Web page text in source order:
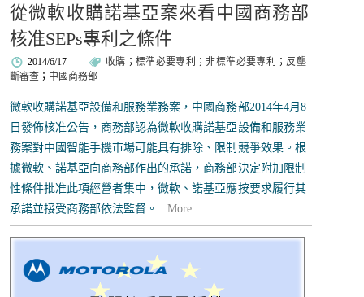
從微軟收購諾基亞案來看中國商務部
核准SEPs專利之條件
2014/6/17 收購 ； 標準必要專利 ；非標準必要專利 ； 反壟
斷審查 ； 中國商務部
微軟收購諾基亞設備和服務業務案，中國商務部2014年4月8
日發佈核准公告，商務部認為微軟收購諾基亞設備和服務業
務案對中國智能手機市場可能具有排除、限制競爭效果。根
據微軟、諾基亞向商務部作出的承諾，商務部決定附加限制
性條件批准此項經營者集中，微軟、諾基亞應按要求履行其
承諾並接受商務部依法監督。...More